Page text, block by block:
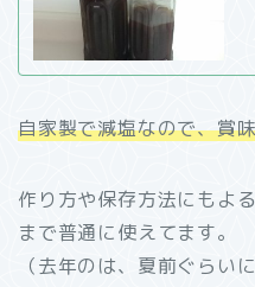
自家製で減塩なので、賞
作り方や保存方法にもよ
まで普通に使えてます。
（去年のは、夏前ぐらい